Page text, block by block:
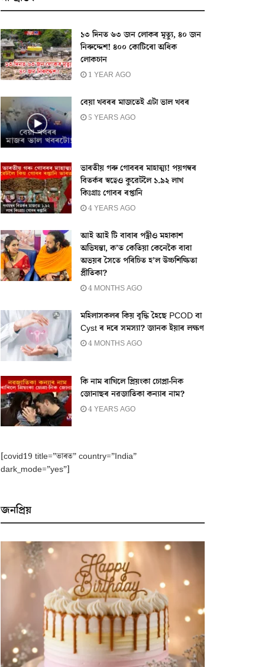
১৩ দিনত ৬৩ জন লোকৰ মৃত্যু, ৪০ জন
নিৰুদ্দেশ! ৪০০ কোটিৰো অধিক
লোকচান
1 YEAR AGO
বেয়া খবৰৰ মাজতেই এটা ভাল খবৰ
5 YEARS AGO
ভাৰতীয় গৰু গোবৰৰ মাহাত্ম্য! পয়গম্বৰ
বিতৰ্কৰ স্বত্বেও কুৱেটলৈ ১.৯২ লাখ
কিঃগ্ৰাঃ গোবৰ ৰপ্তানি
4 YEARS AGO
আই আই টি বাবাৰ পত্নীও মহাকাশ
অভিযন্তা, ক’ত কেতিয়া কেনেকৈ বাবা
অভয়ৰ সৈতে পৰিচিত হ’ল উচ্চশিক্ষিতা
প্ৰীতিকা?
4 MONTHS AGO
মহিলাসকলৰ কিয় বৃদ্ধি হৈছে PCOD বা
Cyst ৰ দৰে সমস্যা? জানক ইয়াৰ লক্ষণ
4 MONTHS AGO
কি নাম ৰাখিলে প্ৰিয়ংকা চোপ্ৰা-নিক
জোনাছৰ নৱজাতিকা কন্যাৰ নাম?
4 YEARS AGO
[covid19 title=”ভাৰত” country=”India”
dark_mode=”yes”]
জনপ্ৰিয়